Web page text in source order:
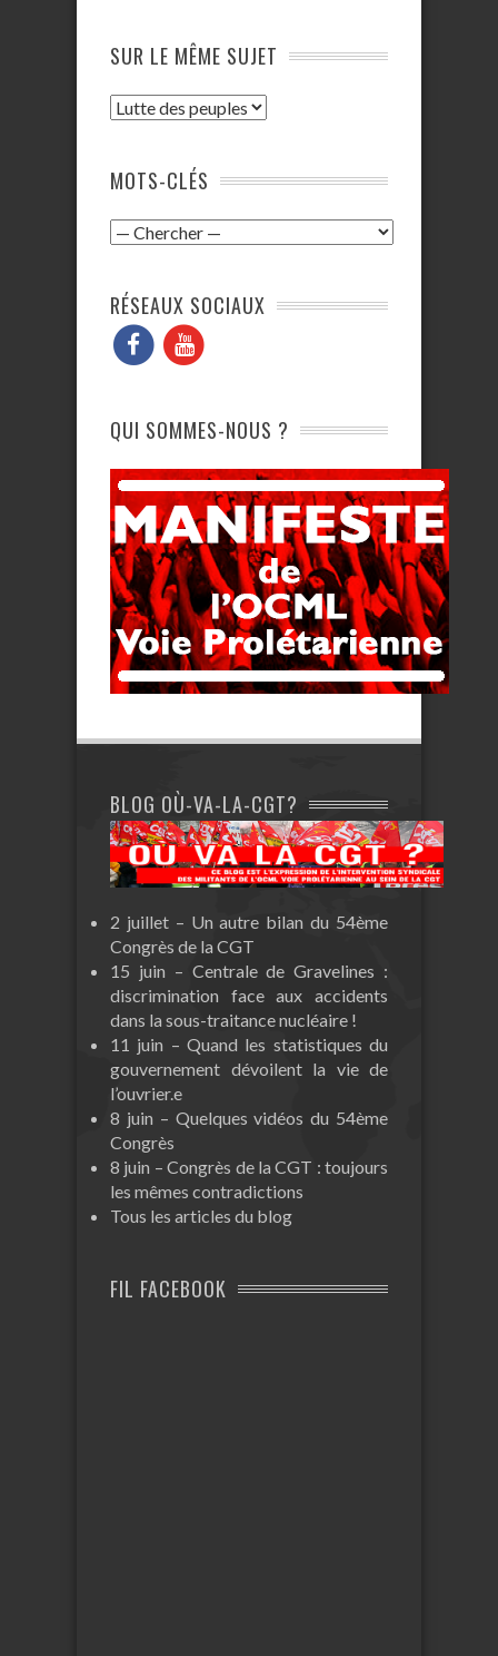
SUR LE MÊME SUJET
MOTS-CLÉS
RÉSEAUX SOCIAUX
QUI SOMMES-NOUS ?
BLOG OÙ-VA-LA-CGT?
2 juillet – Un autre bilan du 54ème
Congrès de la CGT
15 juin – Centrale de Gravelines :
discrimination face aux accidents
dans la sous-traitance nucléaire !
11 juin – Quand les statistiques du
gouvernement dévoilent la vie de
l’ouvrier.e
8 juin – Quelques vidéos du 54ème
Congrès
8 juin – Congrès de la CGT : toujours
les mêmes contradictions
Tous les articles du blog
FIL FACEBOOK